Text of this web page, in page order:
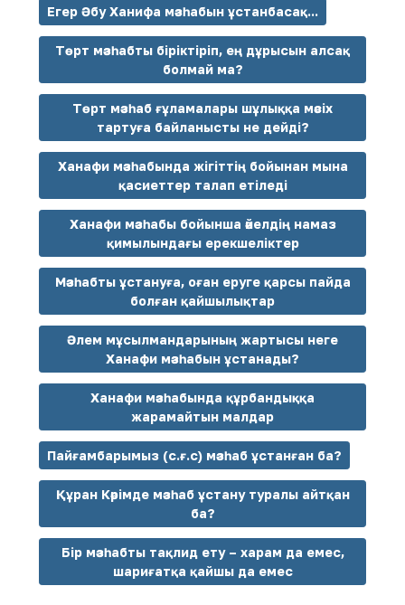
Егер Әбу Ханифа мәзһабын ұстанбасақ...
Төрт мәзһабты біріктіріп, ең дұрысын алсақ
болмай ма?
Төрт мәзһаб ғұламалары шұлыққа мәсіх
тартуға байланысты не дейді?
Ханафи мәзһабында жігіттің бойынан мына
қасиеттер талап етіледі
Ханафи мәзһабы бойынша әйелдің намаз
қимылындағы ерекшеліктер
Мәзһабты ұстануға, оған еруге қарсы пайда
болған қайшылықтар
Әлем мұсылмандарының жартысы неге
Ханафи мәзһабын ұстанады?
Ханафи мәзһабында құрбандыққа
жарамайтын малдар
Пайғамбарымыз (с.ғ.с) мәзһаб ұстанған ба?
Құран Кәрімде мәзһаб ұстану туралы айтқан
ба?
Бір мәзһабты тақлид ету – харам да емес,
шариғатқа қайшы да емес